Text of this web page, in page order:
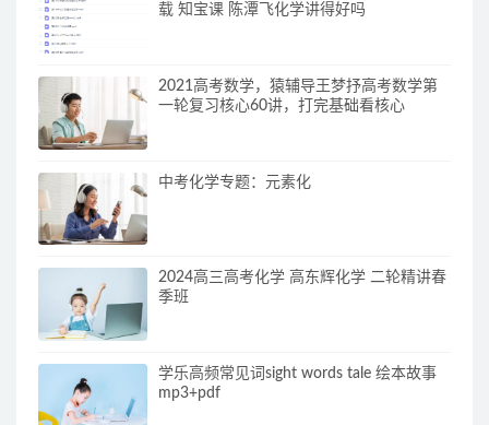
载 知宝课 陈潭飞化学讲得好吗
2021高考数学，猿辅导王梦抒高考数学第
一轮复习核心60讲，打完基础看核心
中考化学专题：元素化
2024高三高考化学 高东辉化学 二轮精讲春
季班
学乐高频常见词sight words tale 绘本故事
mp3+pdf